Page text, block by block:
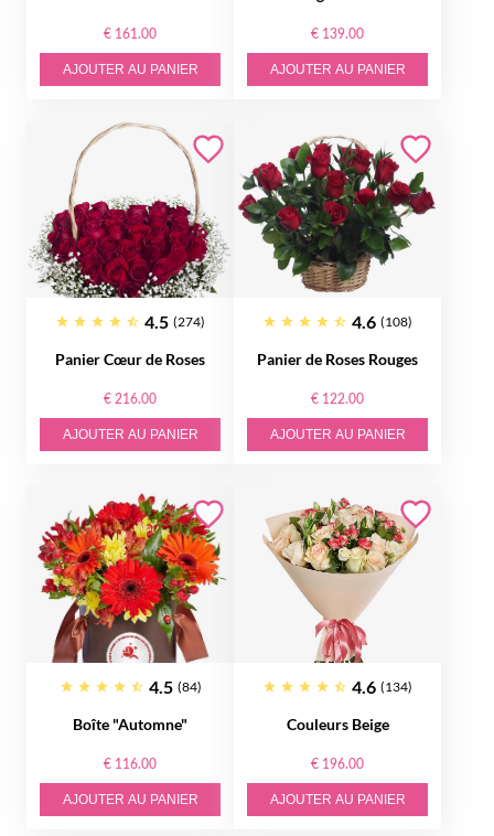
€ 161.00
AJOUTER AU PANIER
€ 139.00
AJOUTER AU PANIER
4.5 (274)
Panier Cœur de Roses
€ 216.00
AJOUTER AU PANIER
4.6 (108)
Panier de Roses Rouges
€ 122.00
AJOUTER AU PANIER
4.5 (84)
Boîte "Automne"
€ 116.00
AJOUTER AU PANIER
4.6 (134)
Couleurs Beige
€ 196.00
AJOUTER AU PANIER